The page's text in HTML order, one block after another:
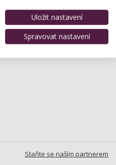
Staňte se naším partnerem
Uložit nastavení
Spravovat nastavení